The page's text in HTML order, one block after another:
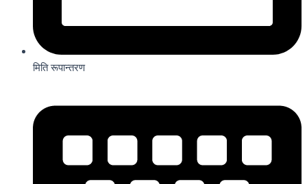
मिति रूपान्तरण